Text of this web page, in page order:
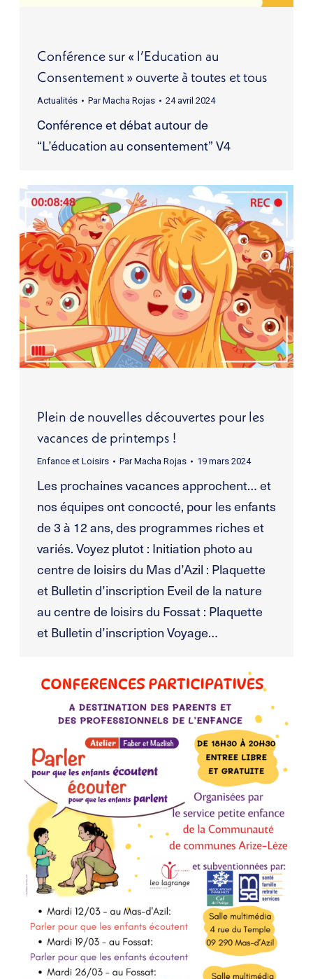
Conférence sur « l’Education au
Consentement » ouverte à toutes et tous
Actualités ParMacha Rojas 24 avril 2024
Conférence et débat autour de
“L’éducation au consentement” V4
Plein de nouvelles découvertes pour les
vacances de printemps !
Enfance et Loisirs ParMacha Rojas 19 mars 2024
Les prochaines vacances approchent… et
nos équipes ont concocté, pour les enfants
de 3 à 12 ans, des programmes riches et
variés. Voyez plutot : Initiation photo au
centre de loisirs du Mas d’Azil : Plaquette
et Bulletin d’inscription Eveil de la nature
au centre de loisirs du Fossat : Plaquette
et Bulletin d’inscription Voyage…